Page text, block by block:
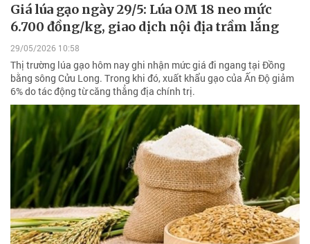
Giá lúa gạo ngày 29/5: Lúa OM 18 neo mức
6.700 đồng/kg, giao dịch nội địa trầm lắng
29/05/2026 10:58
Thị trường lúa gạo hôm nay ghi nhận mức giá đi ngang tại Đồng
bằng sông Cửu Long. Trong khi đó, xuất khẩu gạo của Ấn Độ giảm
6% do tác động từ căng thẳng địa chính trị.